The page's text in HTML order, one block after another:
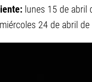
lunes 15 de abril
24 de abril